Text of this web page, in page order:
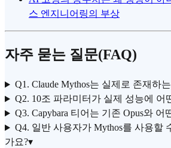
스 엔지니어링의 부상
자주 묻는 질문(FAQ)
Q1. Claude Mythos는 실제로 존재하
Q2. 10조 파라미터가 실제 성능에 어
Q3. Capybara 티어는 기존 Opus와 어
Q4. 일반 사용자가 Mythos를 사용할
가요?▾